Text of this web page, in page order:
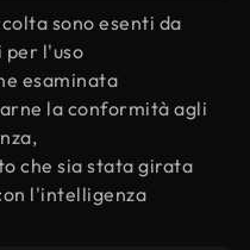
sono esenti da
l'uso
esaminata
la conformità agli
che sia stata girata
l'intelligenza